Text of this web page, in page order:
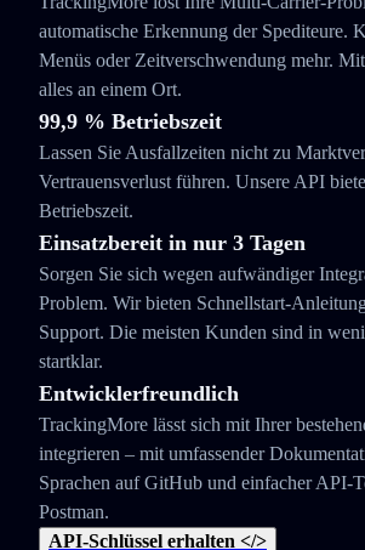
automatische Erkennung der Spediteure.
Menüs oder Zeitverschwendung mehr.
alles an einem Ort.
99,9 % Betriebszeit
Lassen Sie Ausfallzeiten nicht zu
Vertrauensverlust führen. Unsere API
Betriebszeit.
Einsatzbereit in nur 3 Tagen
Sorgen Sie sich wegen aufwändiger
Problem. Wir bieten Schnellstart-
Support. Die meisten Kunden sind in
startklar.
Entwicklerfreundlich
TrackingMore lässt sich mit Ihrer
integrieren – mit umfassender
Sprachen auf GitHub und einfacher API-
Postman.
API-Schlüssel erhalten </>